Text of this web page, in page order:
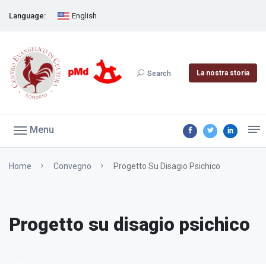
Language: English
Search La nostra storia
Menu
Home Convegno Progetto Su Disagio Psichico
Progetto su disagio psichico